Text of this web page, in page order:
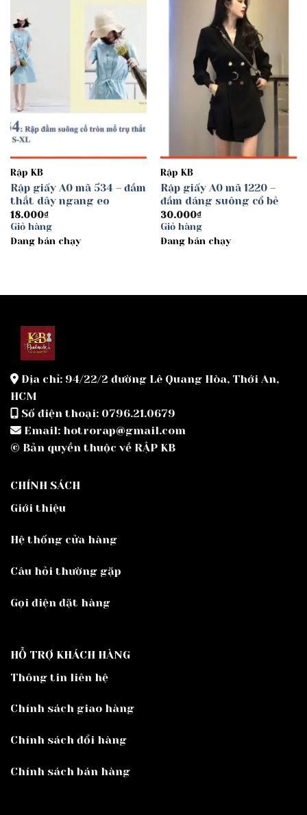
wishlist
Rập KB
Rập giấy A0 mã 534 – đầm
thắt dây ngang eo
18.000₫
Giỏ hàng
Đang bán chạy
Rập KB
Rập giấy A0 mã 1220 –
đầm dáng suông cổ bẻ
30.000₫
Giỏ hàng
Đang bán chạy
Địa chỉ: 94/22/2 đường Lê Quang Hòa, Thới An,
HCM
Số điện thoại: 0796.21.0679
Email: hotrorap@gmail.com
© Bản quyền thuộc về RẬP KB
CHÍNH SÁCH
Giới thiệu
Hệ thống cửa hàng
Câu hỏi thường gặp
Gọi điện đặt hàng
HỖ TRỢ KHÁCH HÀNG
Thông tin liên hệ
Chính sách giao hàng
Chính sách đổi hàng
Chính sách bán hàng